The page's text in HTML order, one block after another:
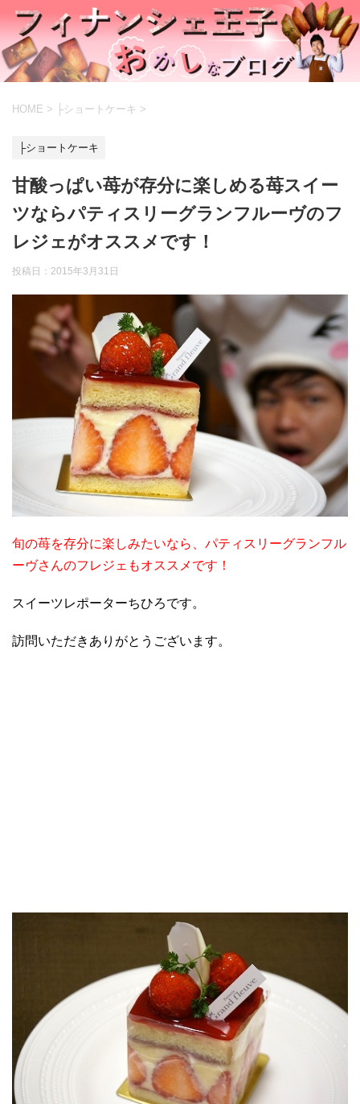
HOME > ├ショートケーキ >
├ショートケーキ
甘酸っぱい苺が存分に楽しめる苺スイー
ツならパティスリーグランフルーヴのフ
レジェがオススメです！
投稿日： 2015年3月31日
旬の苺を存分に楽しみたいなら、パティスリーグランフル
ーヴさんのフレジェもオススメです！
スイーツレポーターちひろです。
訪問いただきありがとうございます。